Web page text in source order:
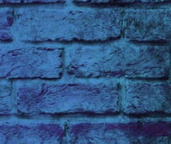
予約サイト「釣割」